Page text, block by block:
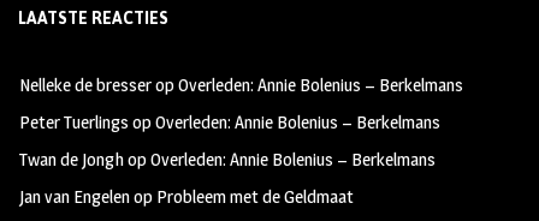
b
oo
k
ag
m
tt
LAATSTE REACTIES
Nelleke de bresseropOverleden: Annie Bolenius – Berkelmans
Peter Tuerlings opOverleden: Annie Bolenius – Berkelmans
Twan de JonghopOverleden: Annie Bolenius – Berkelmans
Jan van Engelenop Probleem met de Geldmaat